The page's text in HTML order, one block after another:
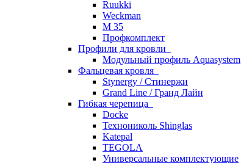
Ruukki
Weckman
М 35
Профкомплект
Профили для кровли
Модульный профиль Aquasystem
Фальцевая кровля
Stynergy / Стинержи
Grand Line / Гранд Лайн
Гибкая черепица
Docke
Технониколь Shinglas
Katepal
TEGOLA
Универсальные комплектующие